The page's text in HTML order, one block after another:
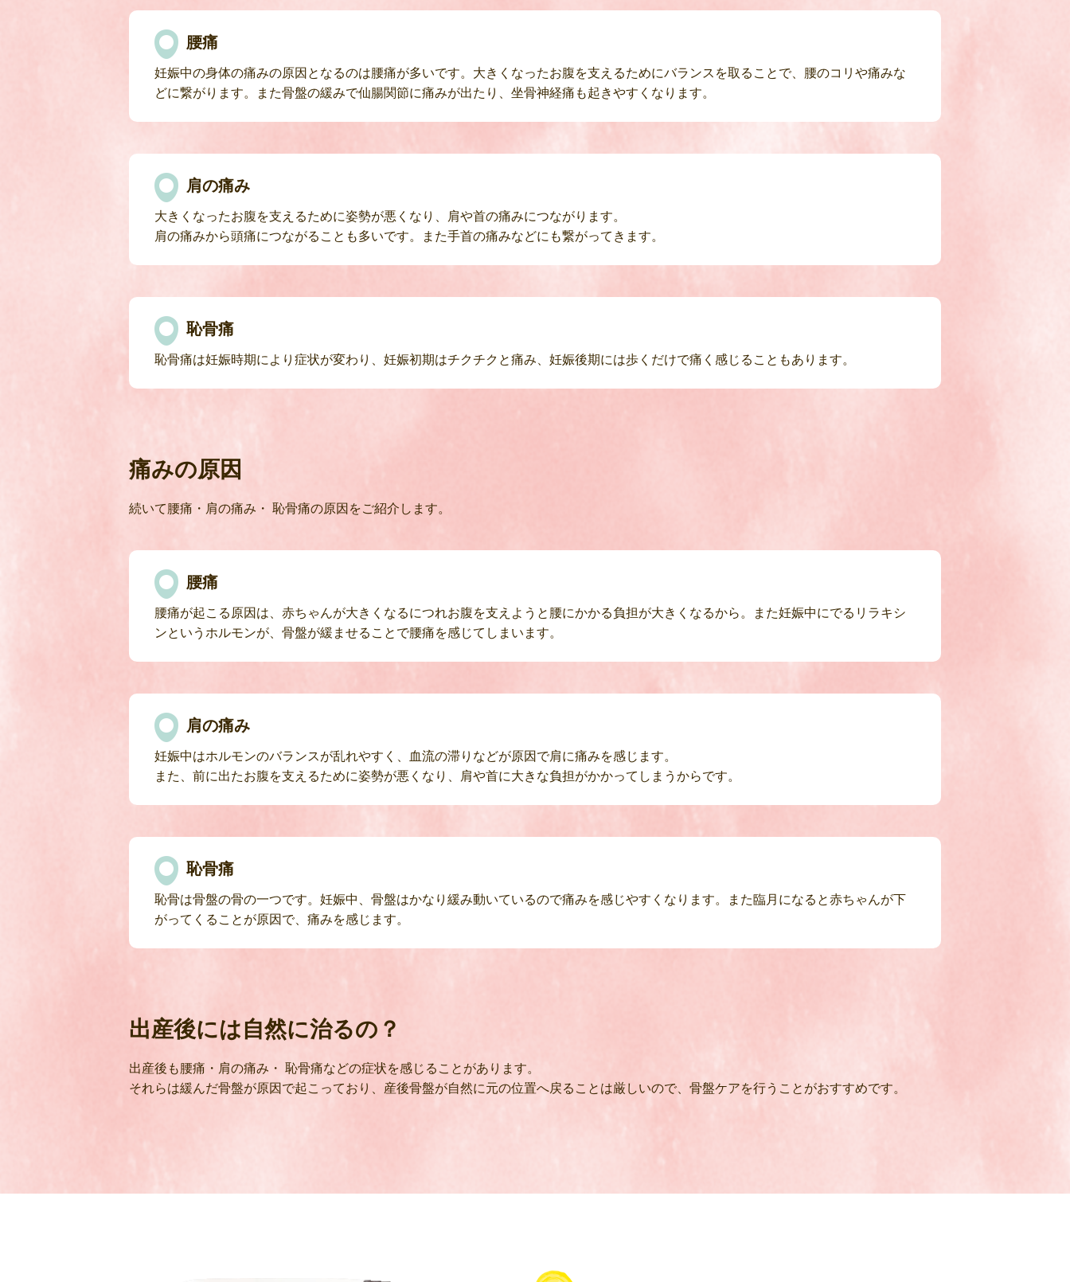
腰痛
妊娠中の身体の痛みの原因となるのは腰痛が多いです。大きくなったお腹を支えるためにバランスを取ることで、腰のコリや痛みな
どに繋がります。また骨盤の緩みで仙腸関節に痛みが出たり、坐骨神経痛も起きやすくなります。
肩の痛み
大きくなったお腹を支えるために姿勢が悪くなり、肩や首の痛みにつながります。
肩の痛みから頭痛につながることも多いです。また手首の痛みなどにも繋がってきます。
恥骨痛
恥骨痛は妊娠時期により症状が変わり、妊娠初期はチクチクと痛み、妊娠後期には歩くだけで痛く感じることもあります。
痛みの原因
続いて腰痛・肩の痛み・ 恥骨痛の原因をご紹介します。
腰痛
腰痛が起こる原因は、赤ちゃんが大きくなるにつれお腹を支えようと腰にかかる負担が大きくなるから。また妊娠中にでるリラキシ
ンというホルモンが、骨盤が緩ませることで腰痛を感じてしまいます。
肩の痛み
妊娠中はホルモンのバランスが乱れやすく、血流の滞りなどが原因で肩に痛みを感じます。
また、前に出たお腹を支えるために姿勢が悪くなり、肩や首に大きな負担がかかってしまうからです。
恥骨痛
恥骨は骨盤の骨の一つです。妊娠中、骨盤はかなり緩み動いているので痛みを感じやすくなります。また臨月になると赤ちゃんが下
がってくることが原因で、痛みを感じます。
出産後には自然に治るの？
出産後も腰痛・肩の痛み・ 恥骨痛などの症状を感じることがあります。
それらは緩んだ骨盤が原因で起こっており、産後骨盤が自然に元の位置へ戻ることは厳しいので、骨盤ケアを行うことがおすすめです。